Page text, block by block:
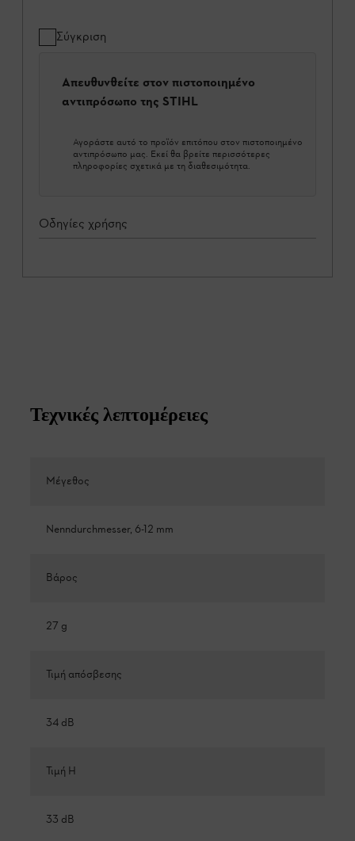
Σύγκριση
Απευθυνθείτε στον πιστοποιημένο
αντιπρόσωπο της STIHL
Αγοράστε αυτό το προϊόν επιτόπου στον πιστοποιημένο
αντιπρόσωπο μας. Εκεί θα βρείτε περισσότερες
πληροφορίες σχετικά με τη διαθεσιμότητα.
Οδηγίες χρήσης
Τεχνικές λεπτομέρειες
Μέγεθος
Nenndurchmesser, 6-12 mm
Βάρος
27 g
Τιμή απόσβεσης
34 dB
Τιμή Η
33 dB